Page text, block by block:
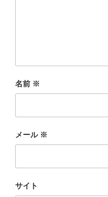
名前 ※
メール ※
サイト